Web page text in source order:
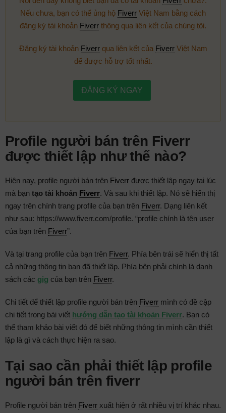
Nếu chưa, bạn có thể ủng hộ Fiverr Việt Nam bằng cách
đăng ký tài khoản Fiverr thông qua liên kết của chúng tôi.
Đăng ký tài khoản Fiverrqua liên kết của FiverrViệt Nam
để được hỗ trợ tốt nhất.
ĐĂNG KÝ NGAY
Profile người bán trên Fiverr
được thiết lập như thế nào?
Hiện nay, profile người bán trên Fiverr được thiết lập ngay tại lúc
mà bạn tạo tài khoản Fiverr. Và sau khi thiết lập. Nó sẽ hiển thị
ngay trên chính trang profile của bạn trên Fiverr. Dạng liên kết
như sau: https://www.fiverr.com/profile. “profile chính là tên user
của bạn trên Fiverr”.
Và tại trang profile của bạn trên Fiverr. Phía bên trái sẽ hiển thị tất
cả những thông tin bạn đã thiết lập. Phía bên phải chính là danh
sách các gig của bạn trên Fiverr.
Chi tiết để thiết lập profile người bán trên Fiverr mình có đề cập
chi tiết trong bài viết hướng dẫn tạo tài khoản Fiverr. Bạn có
thể tham khảo bài viết đó để biết những thông tin mình cần thiết
lập là gì và cách thực hiện ra sao.
Tại sao cần phải thiết lập profile
người bán trên fiverr
Profile người bán trên Fiverr xuất hiện ở rất nhiều vị trí khác nhau.